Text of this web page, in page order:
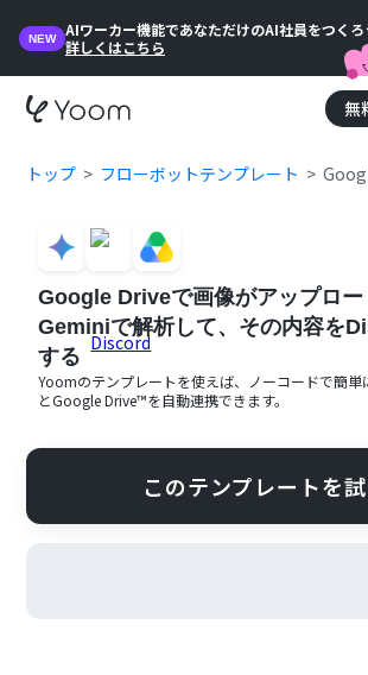
NEW
AIワーカー機能であなただけのAI社員をつくろ
詳しくはこちら
無
トップ フローボットテンプレート
Google Driveで画像がアップロー
Geminiで解析して、その内容を
する
Yoomのテンプレートを使えば、ノーコードで簡単
とGoogle Drive™を自動連携できます。
このテンプレートを